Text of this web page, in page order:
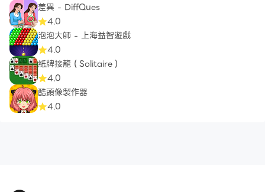
差異 - DiffQues
4.0
泡泡大師 - 上海益智遊戲
4.0
紙牌接龍（Solitaire）
4.0
酷頭像製作器
4.0